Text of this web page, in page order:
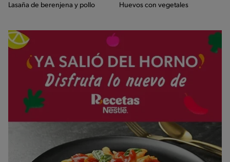
Lasaña de berenjena y pollo Huevos con vegetales